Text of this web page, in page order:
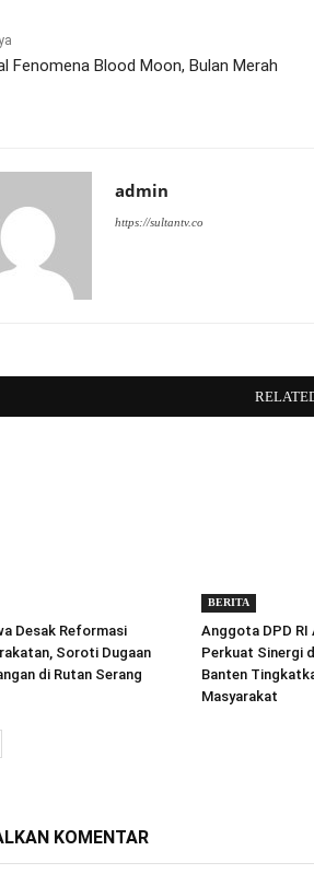
Fenomena Blood Moon, Bulan Merah
admin
https://sultantv.co
Desak Reformasi
Soroti Dugaan
di Rutan Serang
BERITA
Anggota DPD RI
Perkuat Sinergi
Banten
Masyarakat
KOMENTAR